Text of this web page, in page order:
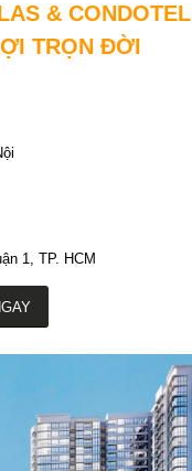
& CONDOTEL
TRỌN ĐỜI
1, TP. HCM